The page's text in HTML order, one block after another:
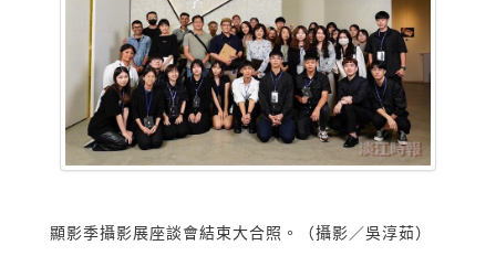
顯影季攝影展座談會結束大合照。（攝影／吳淳茹）